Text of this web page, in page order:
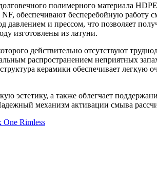
полимерного материала
обеспечивают бесперебойную
давлением и прессом, что позволяет
изготовлены из латуни.
действительно отсутствуют
распространением неприятных
керамики обеспечивает легкую
эстетику, а также облегчает
механизм активации смыва
Rimless